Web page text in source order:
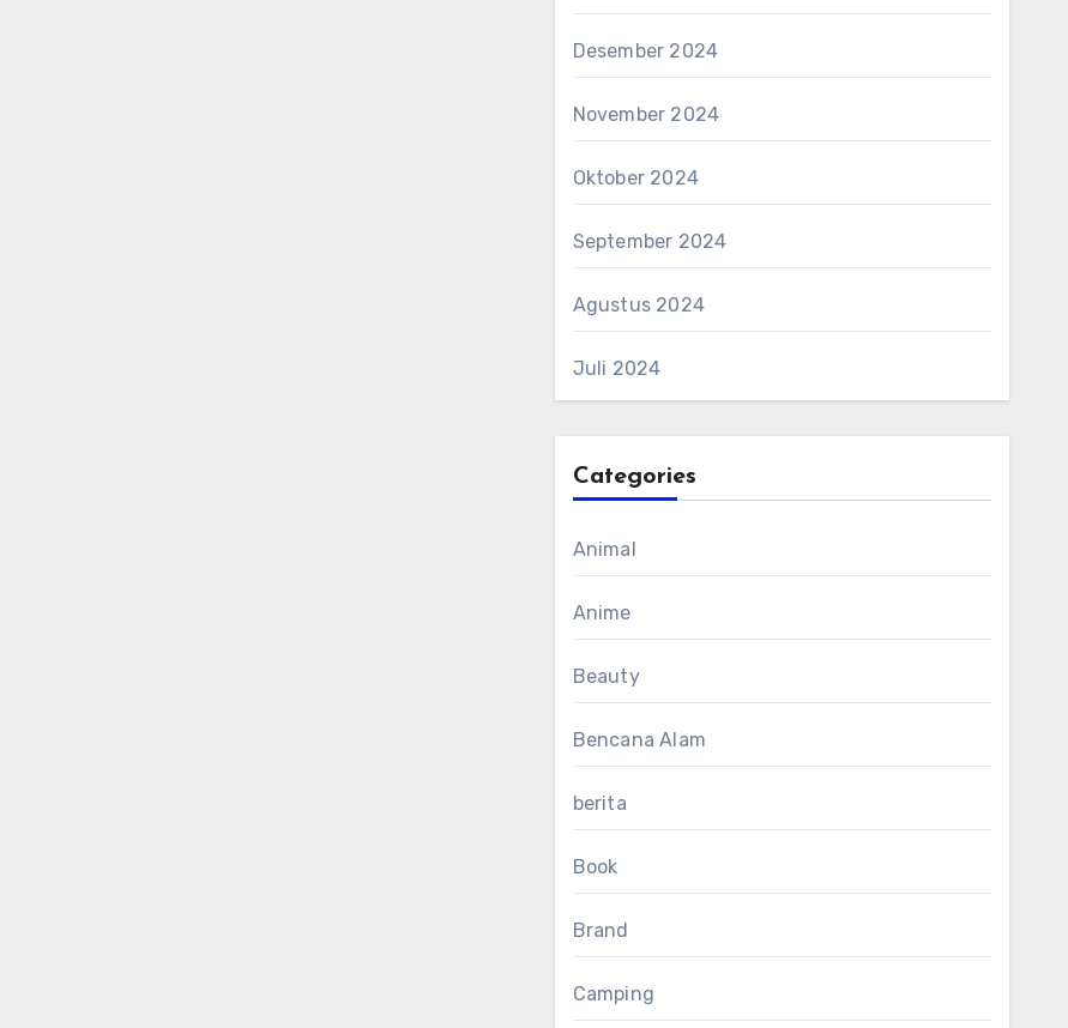
Desember 2024
November 2024
Oktober 2024
September 2024
Agustus 2024
Juli 2024
Categories
Animal
Anime
Beauty
Bencana Alam
berita
Book
Brand
Camping